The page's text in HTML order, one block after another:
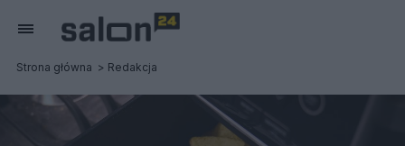
Strona główna Redakcja